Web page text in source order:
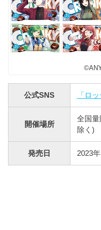
公式SNS 「ロ
開催場所
全国
除く)
発売日 2023